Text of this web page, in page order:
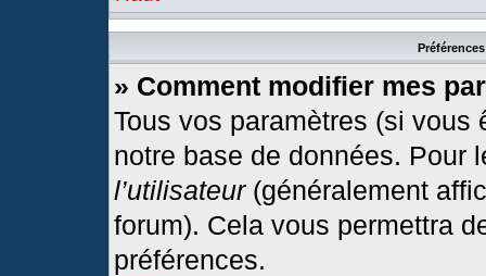
» Comment modifier mes
Tous vos paramètres (si
notre base de données. Pour
l’utilisateur(généralement
forum). Cela vous permettra
préférences.